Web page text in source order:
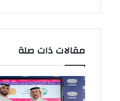
مقالات ذات صلة